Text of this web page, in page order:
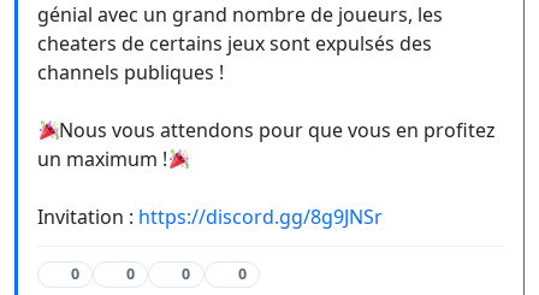
génial avec un grand nombre de joueurs, les
cheaters de certains jeux sont expulsés des
channels publiques !
Nous vous attendons pour que vous en profitez
un maximum !
Invitation : https://discord.gg/8g9JNSr
0 0 0 0